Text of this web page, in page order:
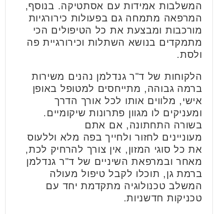
המשלבות אמידות עם אסתטיקה. בנוסף,
המרפאה מתמחה גם בפעולות כירורגיות
מורכבות ומבצעת את כל הטיפולים הכי
מתמקדים בנושא השתלות וכירורגיית פה
ולסת.
הלקוחות של ד"ר גנדלמן נהנים משירות
ברמה גבוהה, מתייחסים למטופל באופן
אישי, מלווים אותו לכל אורך הדרך
ומעניקים לו מגוון פתרונות שיקומיים.
בשורה התחתונה, אם אתם
מעוניינים לחזור ולחייך בפה מלא וללעוס
את כל סוגי המזון, אין צורך להרחיק לכת,
מאחר ובמרפאת השיניים של ד"ר גנדלמן
ברמת גן, תוכלו לקבל טיפול מעולה
המשלב טכנולוגיה מתקדמת יחד עם
טכניקות חדשניות.